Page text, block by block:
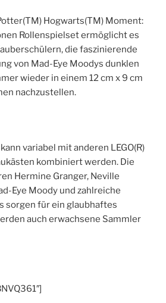
Hogwarts(TM) Moment:
Rollenspielset ermöglicht es
die faszinierende
von Mad-Eye Moodys dunklen
wieder in einem 12 cm x 9 cm
nachzustellen.
variabel mit anderen LEGO(R)
kombiniert werden. Die
Hermine Granger, Neville
Eye Moody und zahlreiche
sorgen für ein glaubhaftes
auch erwachsene Sammler